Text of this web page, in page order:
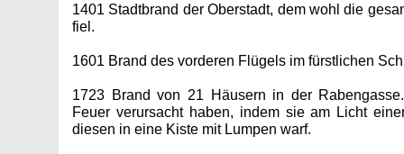
1401 Stadtbrand der Oberstadt, dem wohl die
fiel.
1601 Brand des vorderen Flügels im fürstlichen
1723 Brand von 21 Häusern in der
Feuer verursacht haben, indem sie am Licht
diesen in eine Kiste mit Lumpen warf.